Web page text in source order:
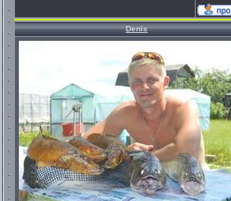
Denis